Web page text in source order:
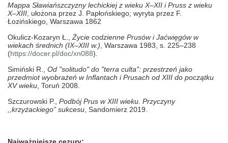
Mappa Sławiańszczyzny lechickiej z wieku X–XII i Pruss z wieku
X–XIII , ułożona przez J. Papłońskiego; wyryta przez F.
Łozińskiego, Warszawa 1862
Okulicz-Kozaryn Ł., Życie codzienne Prusów i Jaćwięgów w
wiekach średnich (IX–XIII w.) , Warszawa 1983, s. 225–238
(https://docer.pl/doc/xn088).
Simiński R., Od "solitudo" do "terra culta": przestrzeń jako
przedmiot wyobrażeń w Inflantach i Prusach od XIII do początku
XV wieku , Toruń 2008.
Szczurowski P., Podbój Prus w XIII wieku. Przyczyny
,,krzyżackiego” sukcesu , Sandomierz 2019.
Najważniejsze cezury: